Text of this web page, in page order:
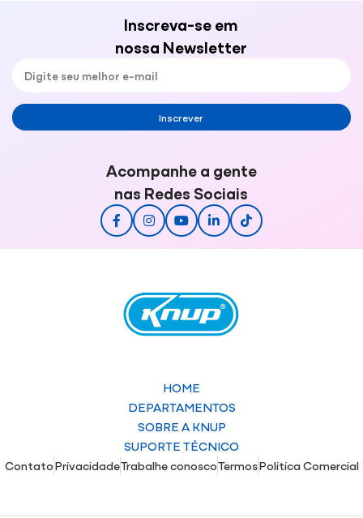
Inscreva-se em
nossa Newsletter
Inscrever
Acompanhe a gente
nas Redes Sociais
HOME
DEPARTAMENTOS
SOBRE A KNUP
SUPORTE TÉCNICO
ContatoPrivacidadeTrabalhe conoscoTermosPolitica Comercial